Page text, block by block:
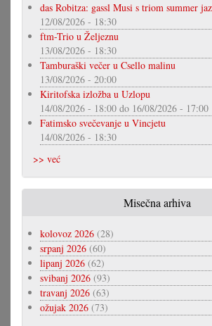
das Robitza: gassl Musi s triom summer
12/08/2026 - 18:30
ftm-Trio u Željeznu
13/08/2026 - 18:30
Tamburaški večer u Csello malinu
13/08/2026 - 20:00
Kiritofska izložba u Uzlopu
14/08/2026 - 18:00 do 16/08/2026 - 17:00
Fatimsko svečevanje u Vincjetu
14/08/2026 - 18:30
>> već
Misečna arhiva
kolovoz 2026 (28)
srpanj 2026 (60)
lipanj 2026 (62)
svibanj 2026 (93)
travanj 2026 (63)
ožujak 2026 (73)